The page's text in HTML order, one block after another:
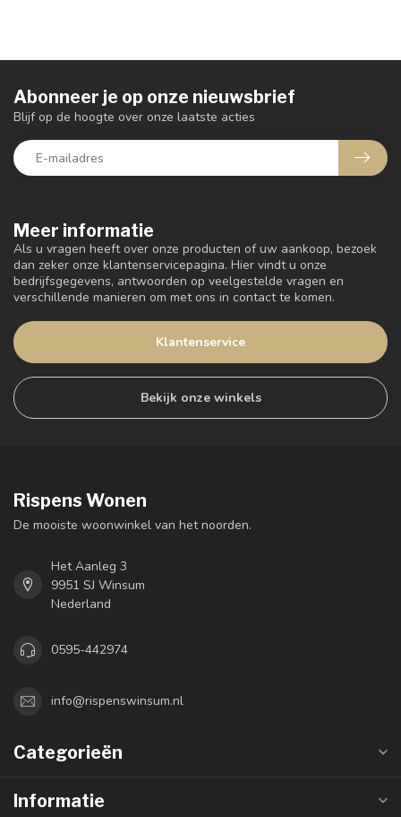
Meer informatie
Als u vragen heeft over onze producten of uw aankoop, bezoek
dan zeker onze klantenservicepagina. Hier vindt u onze
bedrijfsgegevens, antwoorden op veelgestelde vragen en
verschillende manieren om met ons in contact te komen.
Klantenservice
Bekijk onze winkels
Abonneer je op onze nieuwsbrief
Blijf op de hoogte over onze laatste acties
Rispens Wonen
De mooiste woonwinkel van het noorden.
Het Aanleg 3
9951 SJ Winsum
Nederland
0595-442974
info@rispenswinsum.nl
Categorieën
Informatie